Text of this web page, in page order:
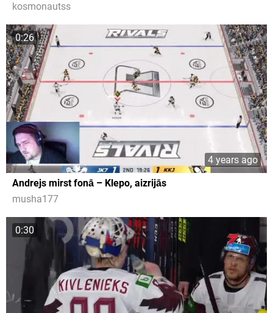
kosmonautss
0:26
4 years ago
Andrejs mirst fonā – Klepo, aizrijās
musha177
0:30